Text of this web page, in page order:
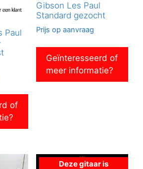
Paul
of
Gibson Les Paul
Standard gezocht
Prijs op aanvraag
Geïnteresseerd of
meer informatie?
Deze gitaar is